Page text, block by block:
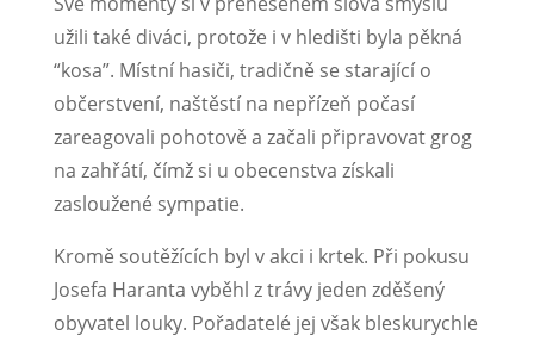
užili také diváci, protože i v hledišti byla pěkná
“kosa”. Místní hasiči, tradičně se starající o
občerstvení, naštěstí na nepřízeň počasí
zareagovali pohotově a začali připravovat grog
na zahřátí, čímž si u obecenstva získali
zasloužené sympatie.
Kromě soutěžících byl v akci i krtek. Při pokusu
Josefa Haranta vyběhl z trávy jeden zděšený
obyvatel louky. Pořadatelé jej však bleskurychle